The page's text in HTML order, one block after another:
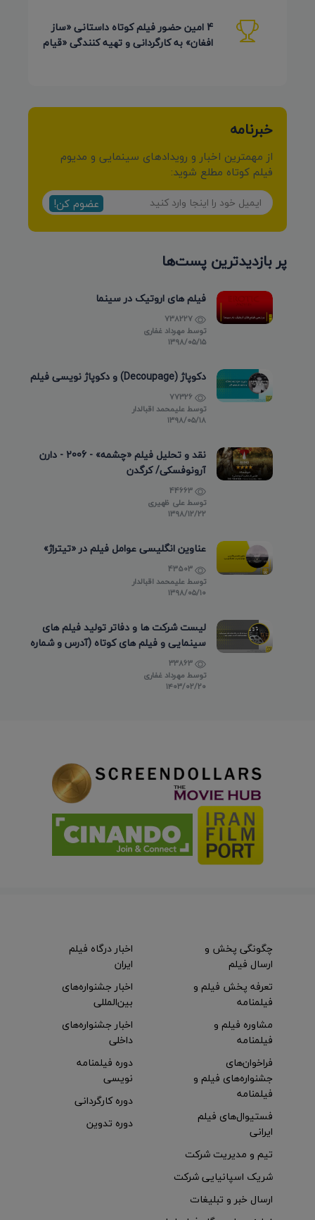
4 امین حضور فیلم کوتاه داستانی «ساز
افغان» به کارگردانی و تهیه کنندگی «قیام
خبرنامه
از مهمترین اخبار و رویدادهای سینمایی و مدیوم
فیلم کوتاه مطلع شوید:
عضوم کن!
پر بازدیدترین پست‌ها
فیلم های اروتیک در سینما
توسط مهرداد غفاری
۱۳۹۸/۰۵/۱۵
دکوپاژ (Decoupage) و دکوپاژ نویسی فیلم
توسطعلیمحمد اقبالدار
۱۳۹۸/۰۵/۱۸
نقد و تحلیل فیلم «چشمه» - 2006 - دارن
آرونوفسکی/ کرگدن
توسطعلی ظهیری
۱۳۹۸/۱۲/۲۲
عناوین انگلیسی عوامل فیلم در «تیتراژ»
توسطعلیمحمد اقبالدار
۱۳۹۸/۰۵/۱۰
لیست شرکت ها و دفاتر تولید فیلم های
سینمایی و فیلم های کوتاه (آدرس و شماره
تماس)
توسط مهرداد غفاری
۱۴۰۳/۰۲/۲۰
چگونگی پخش و
ارسال فیلم
تعرفه پخش فیلم و
فیلمنامه
مشاوره فیلم و
فیلمنامه
اخبار درگاه فیلم
ایران
اخبار جشنواره‌های
بین‌المللی
اخبار جشنواره‌های
داخلی
فراخوان‌های
جشنواره‌های فیلم و
فیلمنامه
فستیوال‌های فیلم
ایرانی
دوره فیلمنامه
نویسی
دوره کارگردانی
دوره تدوین
تیم و مدیریت شرکت
شریک اسپانیایی شرکت
ارسال خبر و تبلیغات